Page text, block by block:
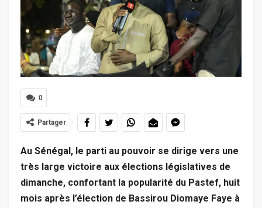
0
Partager
Au Sénégal, le parti au pouvoir se dirige vers une
très large victoire aux élections législatives de
dimanche, confortant la popularité du Pastef, huit
mois après l’élection de Bassirou Diomaye Faye à